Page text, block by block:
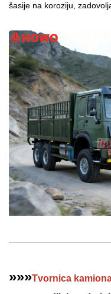
šasije na koroziju,
»»»Tvornica